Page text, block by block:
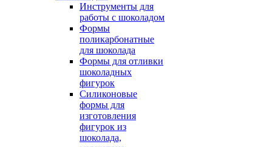
Инструменты для
работы с шоколадом
Формы
поликарбонатные
для шоколада
Формы для отливки
шоколадных
фигурок
Силиконовые
формы для
изготовления
фигурок из
шоколада,